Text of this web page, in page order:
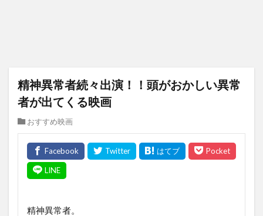
精神異常者続々出演！！頭がおかしい異常
者が出てくる映画
おすすめ映画
精神異常者。